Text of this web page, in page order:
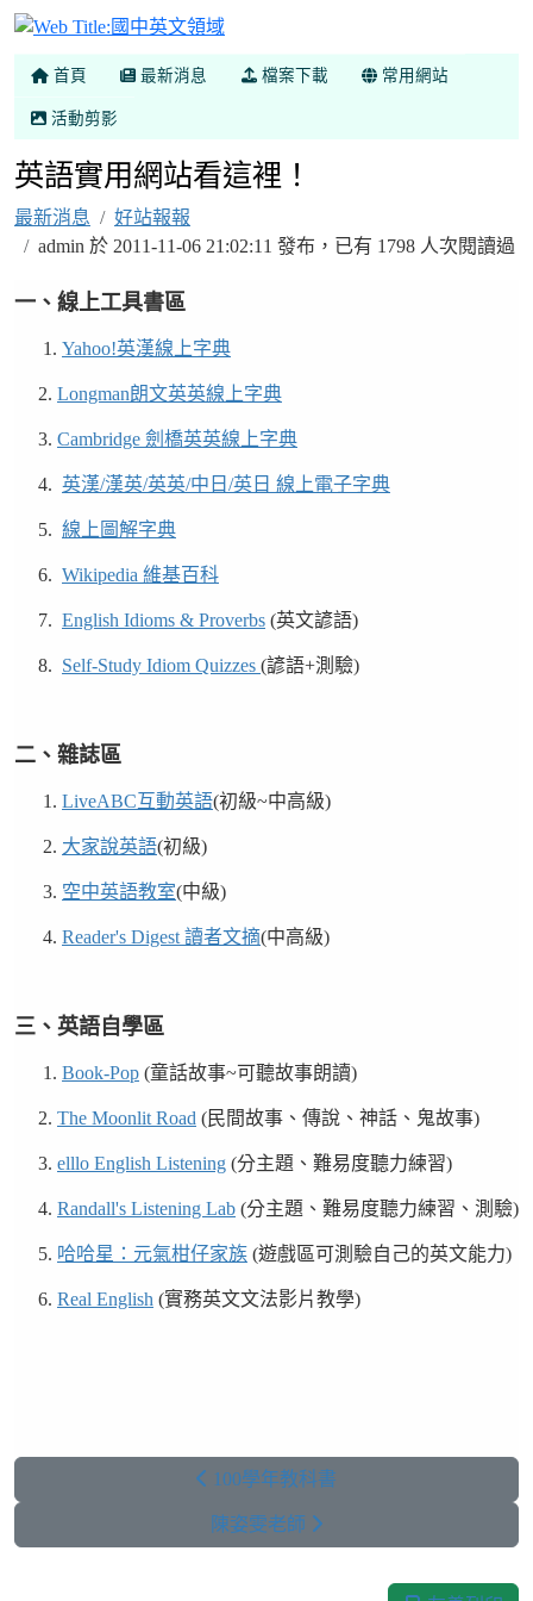
國中英文領域
首頁 最新消息 檔案下載 常用網站
活動剪影
英語實用網站看這裡！
最新消息
好站報報
admin 於 2011-11-06 21:02:11 發布，已有 1798 人次閱讀過
一、線上工具書區
1. Yahoo!英漢線上字典
2. Longman朗文英英線上字典
3. Cambridge 劍橋英英線上字典
4. 英漢/漢英/英英/中日/英日 線上電子字典
5. 線上圖解字典
6. Wikipedia 維基百科
7. English Idioms & Proverbs (英文諺語)
8. Self-Study Idiom Quizzes (諺語+測驗)
二、雜誌區
1. LiveABC互動英語(初級~中高級)
2. 大家說英語(初級)
3. 空中英語教室(中級)
4. Reader's Digest 讀者文摘(中高級)
三、英語自學區
1. Book-Pop (童話故事~可聽故事朗讀)
2. The Moonlit Road (民間故事、傳說、神話、鬼故事)
3. elllo English Listening (分主題、難易度聽力練習)
4. Randall's Listening Lab (分主題、難易度聽力練習、測驗)
5. 哈哈星：元氣柑仔家族 (遊戲區可測驗自己的英文能力)
6. Real English (實務英文文法影片教學)
100學年教科書
陳姿雯老師